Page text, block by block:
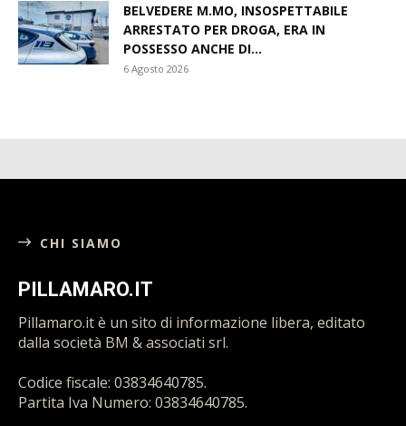
BELVEDERE M.MO, INSOSPETTABILE
ARRESTATO PER DROGA, ERA IN
POSSESSO ANCHE DI...
6 Agosto 2026
CHI SIAMO
PILLAMARO.IT
Pillamaro.it è un sito di informazione libera, editato
dalla società BM & associati srl.
Codice fiscale: 03834640785.
Partita Iva Numero: 03834640785.